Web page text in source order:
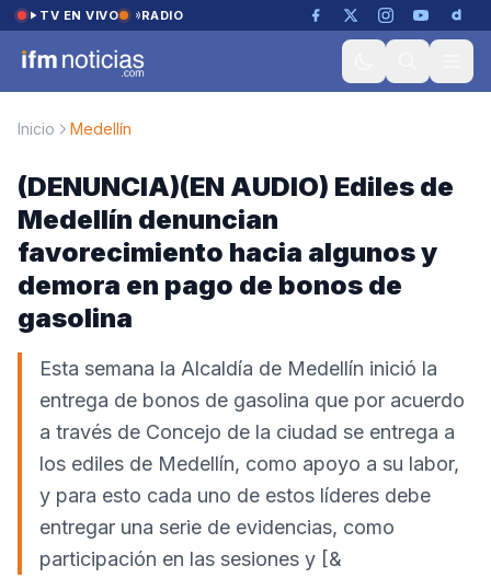
Saltar al contenido
TV EN VIVO RADIO
Inicio Medellín
(DENUNCIA)(EN AUDIO) Ediles de
Medellín denuncian
favorecimiento hacia algunos y
demora en pago de bonos de
gasolina
Esta semana la Alcaldía de Medellín inició la
entrega de bonos de gasolina que por acuerdo
a través de Concejo de la ciudad se entrega a
los ediles de Medellín, como apoyo a su labor,
y para esto cada uno de estos líderes debe
entregar una serie de evidencias, como
participación en las sesiones y [&